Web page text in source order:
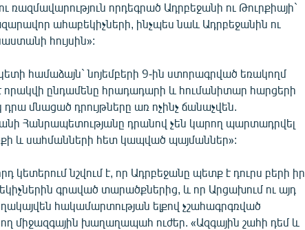
ռազմավարություն որդեգրած Ադրբեջանի ու Թուրքիայի`
ահաբեկիչների, ինչպես նաև Ադրբեջանին ու
հույսին»:
համաձայն` նոյեմբերի 9-ին ստորագրված եռակողմ
որակվի ընդամենը հրադադարի և հումանիտար հարցերի
մնացած դրույթները առ ոչինչ ճանաչվեն.
Հանրապետությանը դրանով չեն կարող պարտադրվել
և սահմանների հետ կապված պայմաններ»:
կետերում նշվում է, որ Ադրբեջանը պետք է դուրս բերի իր
գրաված տարածքներից, և որ Արցախում ու այդ
հակամարտության ելքով չշահագրգռված
միջազգային խաղաղապահ ուժեր. «Ազգային շահի դեմ և